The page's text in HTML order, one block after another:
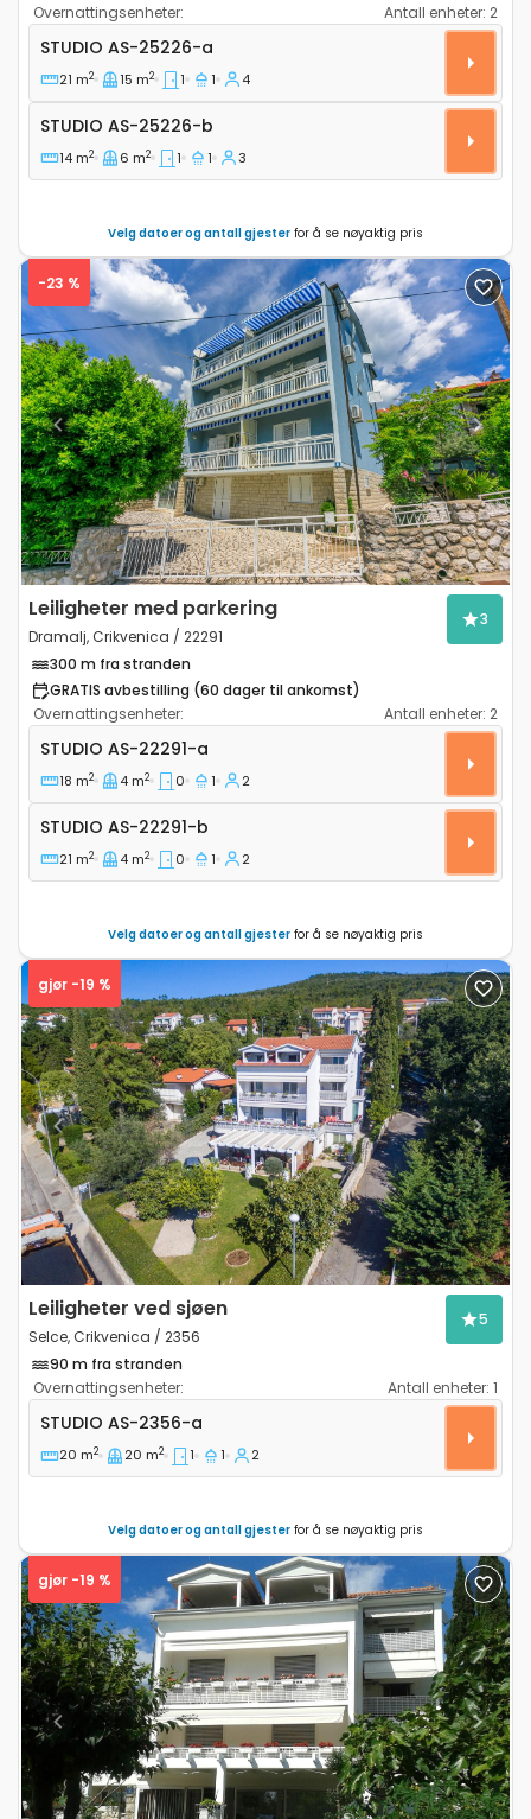
Overnattingsenheter:
Antall enheter: 2
Leilighet studio Dramalj (Crikvenica) AS-25226-a
STUDIO AS-25226-a
21 m2 15 m2 1 1 4
Studio AS-25226-b
STUDIO AS-25226-b
14 m2 6 m2 1 1 3
Velg datoer og antall gjester for å se nøyaktig pris
Previous Next
-23 %
Leiligheter med parkering
Dramalj, Crikvenica / 22291
3
300 m fra stranden
GRATIS avbestilling (60 dager til ankomst)
Overnattingsenheter:
Antall enheter: 2
Leilighet studio Dramalj (Crikvenica) AS-22291-a
STUDIO AS-22291-a
18 m2 4 m2 0 1 2
Studio AS-22291-b
STUDIO AS-22291-b
21 m2 4 m2 0 1 2
Velg datoer og antall gjester for å se nøyaktig pris
Previous Next
gjør -19 %
Leiligheter ved sjøen
Selce, Crikvenica / 2356
5
90 m fra stranden
Overnattingsenheter:
Antall enheter: 1
Leilighet studio Selce, Crikvenica AS-2356-a
STUDIO AS-2356-a
20 m2 20 m2 1 1 2
Velg datoer og antall gjester for å se nøyaktig pris
Previous Next
gjør -19 %